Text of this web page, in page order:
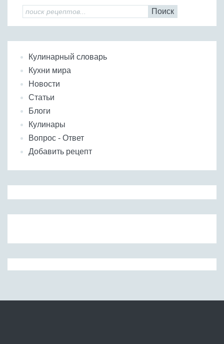
Поиск
Кулинарный словарь
Кухни мира
Новости
Статьи
Блоги
Кулинары
Вопрос - Ответ
Добавить рецепт